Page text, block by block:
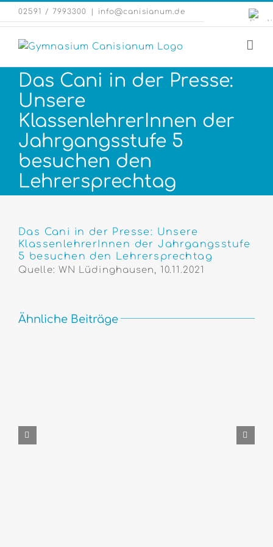
Zum
Inhalt
springen
02591 / 7993300 info@canisianum.de
Das Cani in der Presse:
Unsere
KlassenlehrerInnen der
Jahrgangsstufe 5
besuchen den
Lehrersprechtag
grösseres
Bild
Das Cani in der Presse: Unsere
KlassenlehrerInnen der Jahrgangsstufe
5 besuchen den Lehrersprechtag
Quelle: WN Lüdinghausen, 10.11.2021
Ähnliche Beiträge